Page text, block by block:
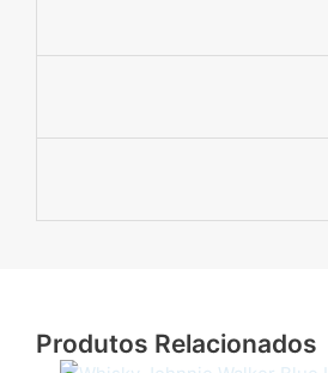
Produtos Relacionados